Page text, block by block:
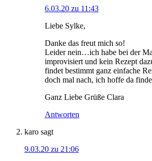
6.03.20 zu 11:43
Liebe Sylke,
Danke das freut mich so!
Leider nein…ich habe bei der
improvisiert und kein Rezept
findet bestimmt ganz einfache
doch mal nach, ich hoffe da
Ganz Liebe Grüße Clara
Antworten
karo sagt
9.03.20 zu 21:06